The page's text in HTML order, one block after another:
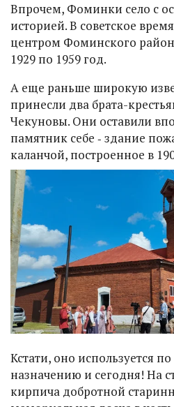
Впрочем, Фоминки село с
историей. В советское
центром Фоминского
1929 по 1959 год.
А еще раньше широкую
принесли два брата-
Чекуновы. Они оставили
памятник себе ‑ здание
каланчой, построенное в
Кстати, оно используется
назначению и сегодня! На
кирпича добротной